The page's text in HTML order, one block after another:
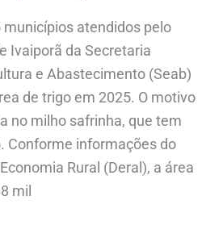
municípios atendidos pelo
Ivaiporã da Secretaria
e Abastecimento (Seab)
de trigo em 2025. O motivo
no milho safrinha, que tem
Conforme informações do
Rural (Deral), a área
mil